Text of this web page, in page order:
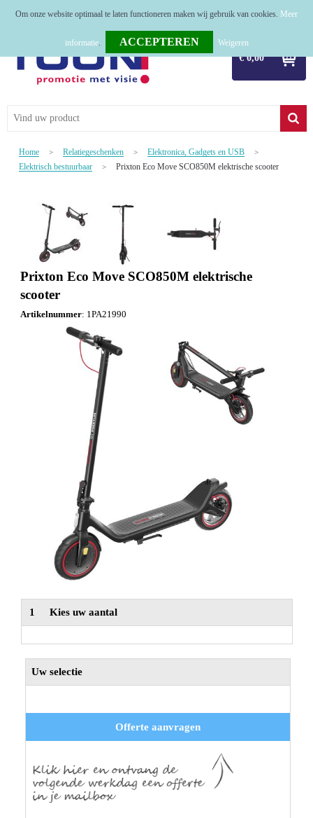
€ 0,00
Relatiegeschenken
Werkkleding
Kerstpakketten
Tastingpakketten
TOP 50
Home > Relatiegeschenken > Elektronica, Gadgets en USB >
Elektrisch bestuurbaar > Prixton Eco Move SCO850M elektrische scooter
Prixton Eco Move SCO850M elektrische
scooter
Artikelnummer: 1PA21990
1 Kies uw aantal
Uw selectie
Offerte aanvragen
Om onze website optimaal te laten functioneren maken wij gebruik van cookies. Meer
informatie. Weigeren